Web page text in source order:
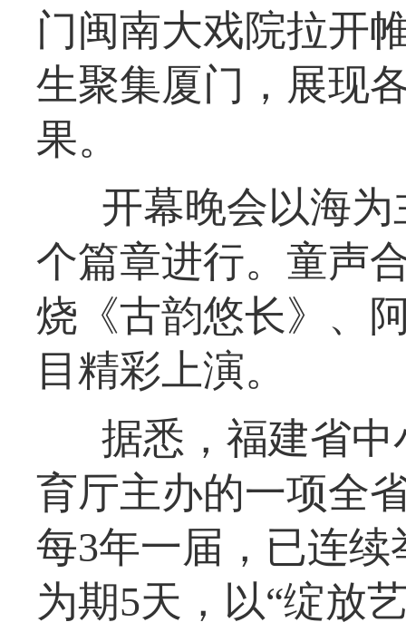
门闽南大戏院拉开
生聚集厦门，展现
果。
开幕晚会以海
个篇章进行。童声
烧《古韵悠长》、
目精彩上演。
据悉，福建省
育厅主办的一项全
每3年一届，已连
为期5天，以“绽放